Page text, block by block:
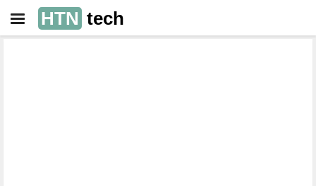
HTN tech